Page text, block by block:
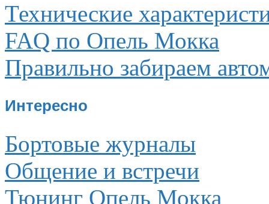
Технические
FAQ по Опель Мокка
Правильно забираем
Интересно
Бортовые журналы
Общение и встречи
Тюнинг Опель Мокка